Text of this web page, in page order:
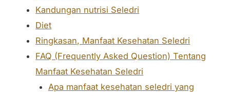
Kandungan nutrisi Seledri
Diet
Ringkasan, Manfaat Kesehatan Seledri
FAQ (Frequently Asked Question) Tentang
Manfaat Kesehatan Seledri
Apa manfaat kesehatan seledri yang